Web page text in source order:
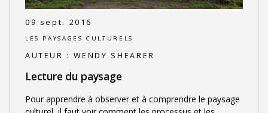
09 sept. 2016
LES PAYSAGES CULTURELS
AUTEUR : WENDY SHEARER
Lecture du paysage
Pour apprendre à observer et à comprendre le paysage